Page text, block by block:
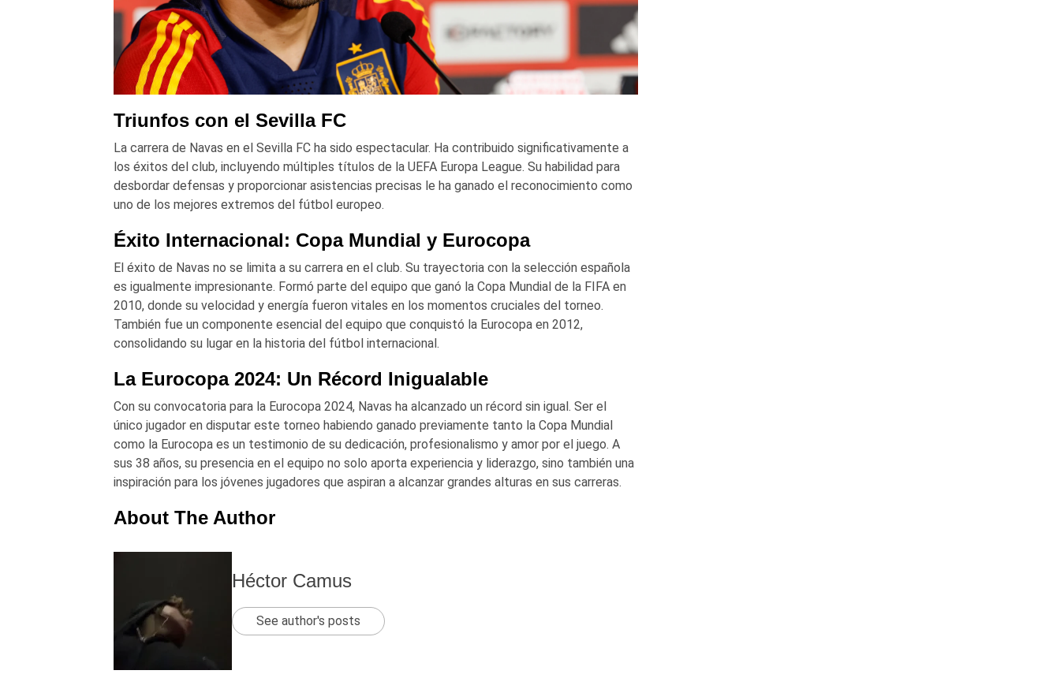
Triunfos con el Sevilla FC
La carrera de Navas en el Sevilla FC ha sido espectacular. Ha contribuido significativamente a
los éxitos del club, incluyendo múltiples títulos de la UEFA Europa League. Su habilidad para
desbordar defensas y proporcionar asistencias precisas le ha ganado el reconocimiento como
uno de los mejores extremos del fútbol europeo.
Éxito Internacional: Copa Mundial y Eurocopa
El éxito de Navas no se limita a su carrera en el club. Su trayectoria con la selección española
es igualmente impresionante. Formó parte del equipo que ganó la Copa Mundial de la FIFA en
2010, donde su velocidad y energía fueron vitales en los momentos cruciales del torneo.
También fue un componente esencial del equipo que conquistó la Eurocopa en 2012,
consolidando su lugar en la historia del fútbol internacional.
La Eurocopa 2024: Un Récord Inigualable
Con su convocatoria para la Eurocopa 2024, Navas ha alcanzado un récord sin igual. Ser el
único jugador en disputar este torneo habiendo ganado previamente tanto la Copa Mundial
como la Eurocopa es un testimonio de su dedicación, profesionalismo y amor por el juego. A
sus 38 años, su presencia en el equipo no solo aporta experiencia y liderazgo, sino también una
inspiración para los jóvenes jugadores que aspiran a alcanzar grandes alturas en sus carreras.
About The Author
Héctor Camus
See author's posts